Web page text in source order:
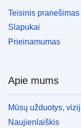
Teisinis pranešimas
Slapukai
Prieinamumas
Apie mums
Mūsų užduotys,
Naujienlaiškis